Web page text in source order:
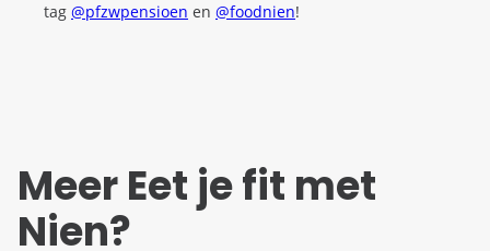
tag @pfzwpensioen en @foodnien!
Meer Eet je fit met
Nien?